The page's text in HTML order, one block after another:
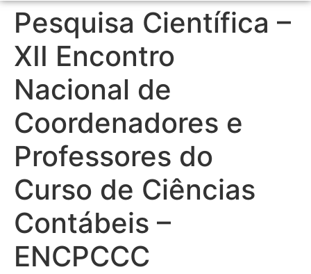
Pesquisa Científica –
XII Encontro
Nacional de
Coordenadores e
Professores do
Curso de Ciências
Contábeis –
ENCPCCC